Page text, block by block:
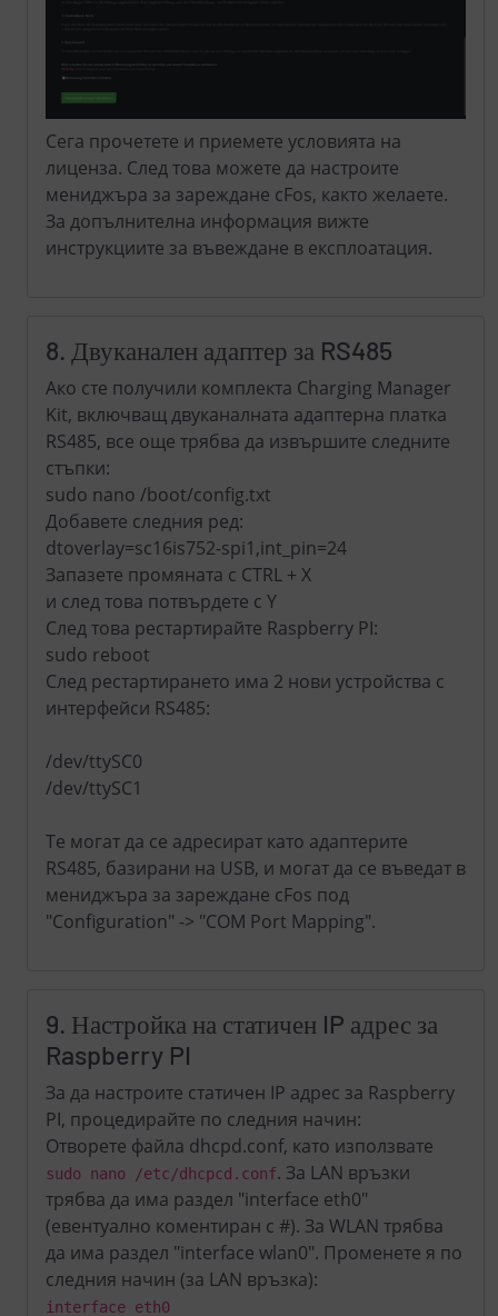
Сега прочетете и приемете условията на
лиценза. След това можете да настроите
мениджъра за зареждане cFos, както желаете.
За допълнителна информация вижте
инструкциите за въвеждане в експлоатация.
8. Двуканален адаптер за RS485
Ако сте получили комплекта Charging Manager
Kit, включващ двуканалната адаптерна платка
RS485, все още трябва да извършите следните
стъпки:
sudo nano /boot/config.txt
Добавете следния ред:
dtoverlay=sc16is752-spi1,int_pin=24
Запазете промяната с CTRL + X
и след това потвърдете с Y
След това рестартирайте Raspberry PI:
sudo reboot
След рестартирането има 2 нови устройства с
интерфейси RS485:
/dev/ttySC0
/dev/ttySC1
Те могат да се адресират като адаптерите
RS485, базирани на USB, и могат да се въведат в
мениджъра за зареждане cFos под
"Configuration" -> "COM Port Mapping".
9. Настройка на статичен IP адрес за
Raspberry PI
За да настроите статичен IP адрес за Raspberry
PI, процедирайте по следния начин:
Отворете файла dhcpd.conf, като използвате
sudo nano /etc/dhcpcd.conf. За LAN връзки
трябва да има раздел "interface eth0"
(евентуално коментиран с #). За WLAN трябва
да има раздел "interface wlan0". Променете я по
следния начин (за LAN връзка):
interface eth0